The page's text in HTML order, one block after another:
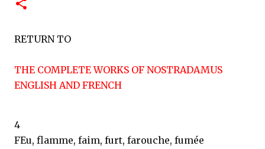
RETURN TO
THE COMPLETE WORKS OF NOSTRADAMUS
ENGLISH AND FRENCH
4
FEu, flamme, faim, furt, farouche, fumée